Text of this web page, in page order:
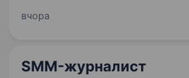
історію бренду, яку хочеться
вчора
SMM-журналист